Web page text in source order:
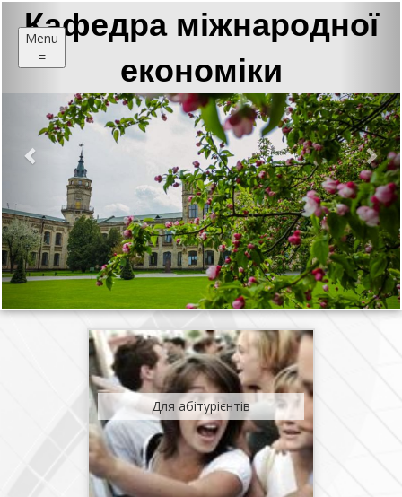
Menu
≡
Кафедра міжнародної
економіки
Попередній
Для абітурієнтів